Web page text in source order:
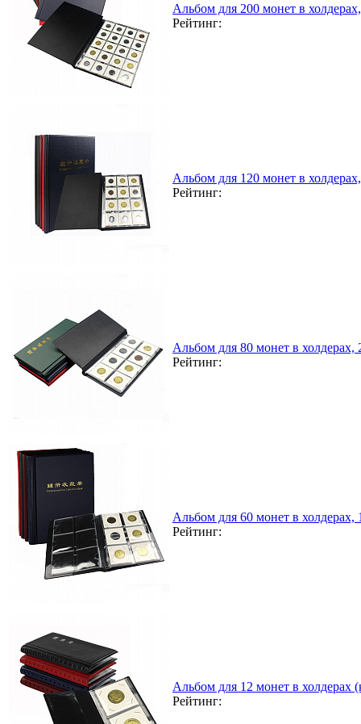
Альбом для 200 монет в
Рейтинг:
Альбом для 120 монет в
Рейтинг:
Альбом для 80 монет в
Рейтинг:
Альбом для 60 монет в
Рейтинг:
Альбом для 12 монет в
Рейтинг: